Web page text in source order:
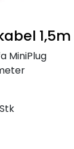
MiniPlug